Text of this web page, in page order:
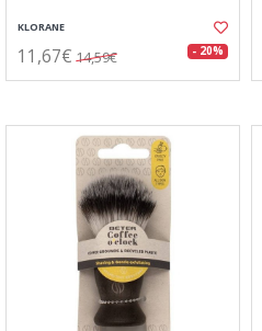
KLORANE
11,67€ 14,59€ - 20%